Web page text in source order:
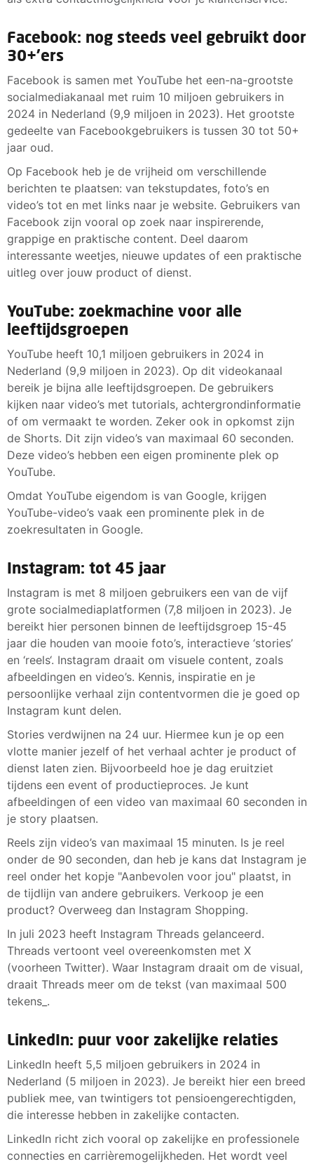
Facebook: nog steeds veel gebruikt door
30+'ers
Facebook is samen met YouTube het een-na-grootste
socialmediakanaal met ruim 10 miljoen gebruikers in
2024 in Nederland (9,9 miljoen in 2023). Het grootste
gedeelte van Facebookgebruikers is tussen 30 tot 50+
jaar oud.
Op Facebook heb je de vrijheid om verschillende
berichten te plaatsen: van tekstupdates, foto’s en
video’s tot en met links naar je website. Gebruikers van
Facebook zijn vooral op zoek naar inspirerende,
grappige en praktische content. Deel daarom
interessante weetjes, nieuwe updates of een praktische
uitleg over jouw product of dienst.
YouTube: zoekmachine voor alle
leeftijdsgroepen
YouTube heeft 10,1 miljoen gebruikers in 2024 in
Nederland (9,9 miljoen in 2023). Op dit videokanaal
bereik je bijna alle leeftijdsgroepen. De gebruikers
kijken naar video’s met tutorials, achtergrondinformatie
of om vermaakt te worden. Zeker ook in opkomst zijn
de Shorts. Dit zijn video’s van maximaal 60 seconden.
Deze video’s hebben een eigen prominente plek op
YouTube.
Omdat YouTube eigendom is van Google, krijgen
YouTube-video’s vaak een prominente plek in de
zoekresultaten in Google.
Instagram: tot 45 jaar
Instagram is met 8 miljoen gebruikers een van de vijf
grote socialmediaplatformen (7,8 miljoen in 2023). Je
bereikt hier personen binnen de leeftijdsgroep 15-45
jaar die houden van mooie foto’s, interactieve ‘stories’
en ‘reels‘. Instagram draait om visuele content, zoals
afbeeldingen en video’s. Kennis, inspiratie en je
persoonlijke verhaal zijn contentvormen die je goed op
Instagram kunt delen.
Stories verdwijnen na 24 uur. Hiermee kun je op een
vlotte manier jezelf of het verhaal achter je product of
dienst laten zien. Bijvoorbeeld hoe je dag eruitziet
tijdens een event of productieproces. Je kunt
afbeeldingen of een video van maximaal 60 seconden in
je story plaatsen.
Reels zijn video’s van maximaal 15 minuten. Is je reel
onder de 90 seconden, dan heb je kans dat Instagram je
reel onder het kopje "Aanbevolen voor jou" plaatst, in
de tijdlijn van andere gebruikers. Verkoop je een
product? Overweeg dan Instagram Shopping.
In juli 2023 heeft Instagram Threads gelanceerd.
Threads vertoont veel overeenkomsten met X
(voorheen Twitter). Waar Instagram draait om de visual,
draait Threads meer om de tekst (van maximaal 500
tekens_.
LinkedIn: puur voor zakelijke relaties
LinkedIn heeft 5,5 miljoen gebruikers in 2024 in
Nederland (5 miljoen in 2023). Je bereikt hier een breed
publiek mee, van twintigers tot pensioengerechtigden,
die interesse hebben in zakelijke contacten.
LinkedIn richt zich vooral op zakelijke en professionele
connecties en carrièremogelijkheden. Het wordt veel